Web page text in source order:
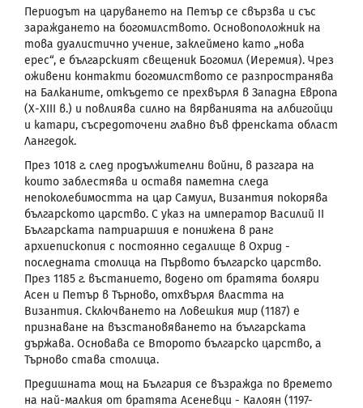
Периодът на царуването на Петър се свързва и със
зараждането на богомилството. Основоположник на
това дуалистично учение, заклеймено като „нова
ерес“, е българският свещеник Богомил (Иеремия). Чрез
оживени контакти богомилството се разпространява
на Балканите, откъдето се прехвърля в Западна Европа
(Х-XIII в.) и повлиява силно на вярванията на албигойци
и катари, съсредоточени главно във френската област
Лангедок.
През 1018 г. след продължителни войни, в разгара на
които заблестява и оставя паметна следа
непоколебимостта на цар Самуил, Византия покорява
българското царство. С указ на император Василий II
Българската патриаршия е понижена в ранг
архиепископия с постоянно седалище в Охрид -
последната столица на Първото българско царство.
През 1185 г. въстанието, водено от братята боляри
Асен и Петър в Търново, отхвърля властта на
Византия. Сключването на Ловешкия мир (1187) е
признаване на възстановяването на българската
държава. Основава се Второто българско царство, а
Търново става столица.
Предишната мощ на България се възражда по времето
на най-малкия от братята Асеневци - Калоян (1197-